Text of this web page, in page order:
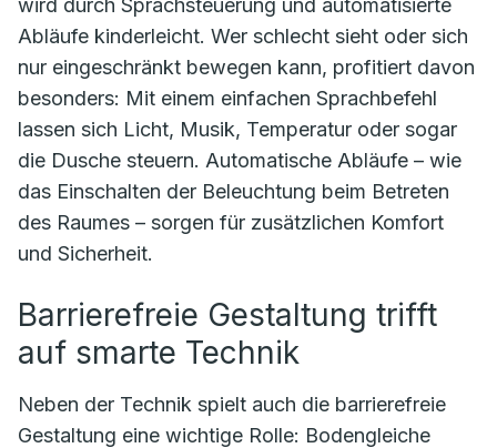
wird durch Sprachsteuerung und automatisierte
Abläufe kinderleicht. Wer schlecht sieht oder sich
nur eingeschränkt bewegen kann, profitiert davon
besonders: Mit einem einfachen Sprachbefehl
lassen sich Licht, Musik, Temperatur oder sogar
die Dusche steuern. Automatische Abläufe – wie
das Einschalten der Beleuchtung beim Betreten
des Raumes – sorgen für zusätzlichen Komfort
und Sicherheit.
Barrierefreie Gestaltung trifft
auf smarte Technik
Neben der Technik spielt auch die barrierefreie
Gestaltung eine wichtige Rolle: Bodengleiche